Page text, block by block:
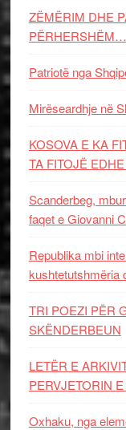
ZËMËRIM DHE
PËRHERSHËM…
Patriotë nga
Mirëseardhje në
KOSOVA E KA
TA FITOJË
Scanderbeg,
faqet e Giovanni
Republika mbi
kushtetutshmëria
TRI POEZI PËR
SKËNDERBEUN
LETËR E
PERVJETORIN
Oxhaku, nga